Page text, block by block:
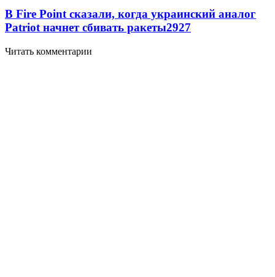
В Fire Point сказали, когда украинский аналог
Patriot начнет сбивать ракеты2927
Читать комментарии